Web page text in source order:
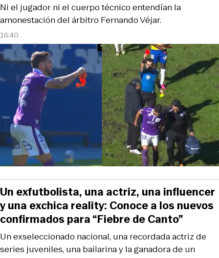
16:40
Ni el jugador ni el cuerpo técnico entendían la
amonestación del árbitro Fernando Véjar.
Un exseleccionado nacional, una recordada actriz de
series juveniles, una bailarina y la ganadora de un
Un exfutbolista, una actriz, una influencer
y una exchica reality: Conoce a los nuevos
confirmados para “Fiebre de Canto”